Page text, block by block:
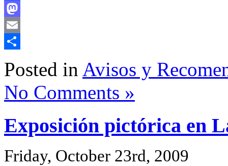
Facebook
Mastodon
Email
Posted in Avisos y
No Comments »
Exposición pictórica en
Friday, October 23rd, 2009